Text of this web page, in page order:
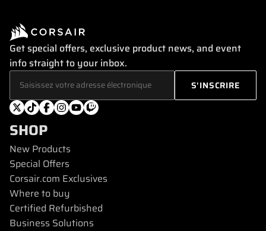
Get special offers, exclusive product news, and event
info straight to your inbox.
SHOP
New Products
Special Offers
Corsair.com Exclusives
Where to buy
Certified Refurbished
Business Solutions